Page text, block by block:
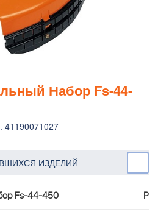
Набор Fs-44-
41190071027
ИЗДЕЛИЙ
Fs-44-450
Р